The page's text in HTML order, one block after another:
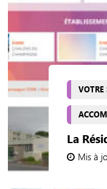
La
Mis à